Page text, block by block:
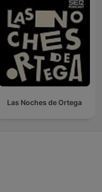
Las Noches de Ortega